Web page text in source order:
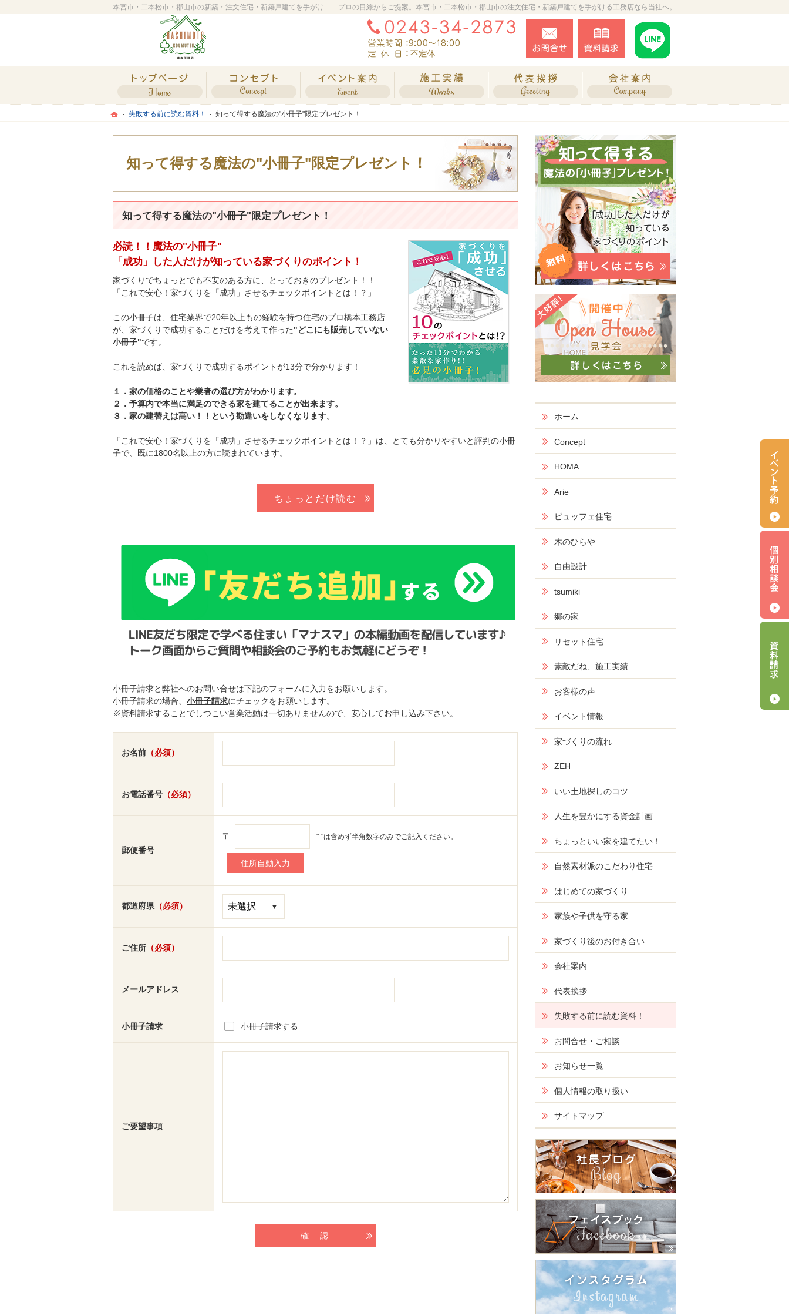
ホーム
失敗する前に読む資料！ 知って得する魔法の"小冊子"限定プレゼント！
知って得する魔法の"小冊子"限定プレゼント！
プロの目線からご提案。本宮市・二本松市・郡山市の注文住宅・新築戸建てを手がける工務店なら当社へ。
本宮市・二本松市・郡山市の新築・注文住宅・新築戸建てを手がける工務店なら橋本工務店
知って得する魔法の"小冊子"限定プレゼント！
必読！！魔法の"小冊子"
「成功」した人だけが知っている家づくりのポイント！
家づくりでちょっとでも不安のある方に、とっておきのプレゼント！！
「これで安心！家づくりを「成功」させるチェックポイントとは！？」
この小冊子は、住宅業界で20年以上もの経験を持つ住宅のプロ橋本工務店
が、家づくりで成功することだけを考えて作った"どこにも販売していない
小冊子"です。
これを読めば、家づくりで成功するポイントが13分で分かります！
１．家の価格のことや業者の選び方がわかります。
２．予算内で本当に満足のできる家を建てることが出来ます。
３．家の建替えは高い！！という勘違いをしなくなります。
「これで安心！家づくりを「成功」させるチェックポイントとは！？」は、とても分かりやすいと評判の小冊
子で、既に1800名以上の方に読まれています。
ちょっとだけ読む
小冊子請求と弊社へのお問い合せは下記のフォームに入力をお願いします。
小冊子請求の場合、 小冊子請求にチェックをお願いします。
※資料請求することでしつこい営業活動は一切ありませんので、安心してお申し込み下さい。
お名前 （必須）
お電話番号 （必須）
郵便番号
〒 "-"は含めず半角数字のみでご記入ください。
都道府県（必須）
ご住所 （必須）
メールアドレス
小冊子請求 小冊子請求する
ご要望事項
ホーム
Concept
HOMA
Arie
ビュッフェ住宅
木のひらや
自由設計
tsumiki
郷の家
リセット住宅
素敵だね、施工実績
お客様の声
イベント情報
家づくりの流れ
ZEH
いい土地探しのコツ
人生を豊かにする資金計画
ちょっといい家を建てたい！
自然素材派のこだわり住宅
はじめての家づくり
家族や子供を守る家
家づくり後のお付き合い
会社案内
代表挨拶
失敗する前に読む資料！
お問合せ・ご相談
お知らせ一覧
個人情報の取り扱い
サイトマップ
0243-34-2873
営業時間9:00～18:00 定休日：不定休
資料請求
ホーム
失敗する前に読む資料！ 知って得する魔法の"小冊子"限定プレゼント！